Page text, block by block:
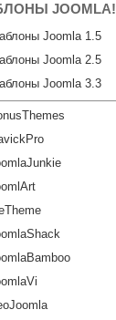
JOOMLA!
Joomla 1.5
Joomla 2.5
Joomla 3.3